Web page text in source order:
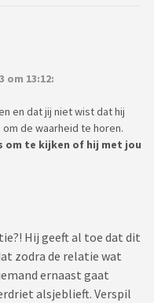
om 13:12:
en dat jij niet wist dat hij
de waarheid te horen.
om te kijken of hij met jou
Hij geeft al toe dat dit
zodra de relatie wat
ernaast gaat
alsjeblieft. Verspil